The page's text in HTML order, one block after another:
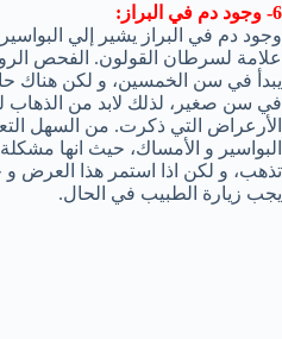
6- وجود دم في البراز:
وجود دم في البراز يشير إلي
علامة لسرطان القولون. الفحص
يبدأ في سن الخمسين، و لكن هناك
في سن صغير، لذلك لابد من
الأرعراض التي ذكرت. من السهل
البواسير و الأمساك، حيث انها
تذهب، و لكن اذا استمر هذا العرض
يجب زيارة الطبيب في الحال.